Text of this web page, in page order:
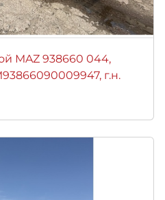
MAZ 938660 044,
г.н.